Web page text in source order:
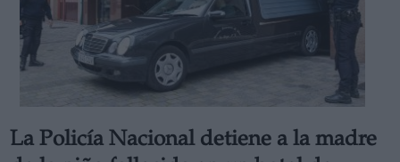
La Policía Nacional detiene a la madre